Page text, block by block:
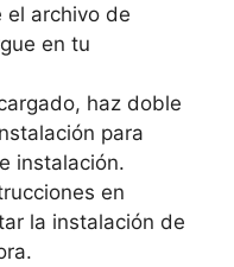
el archivo de
en tu
haz doble
para
instalación.
en
la instalación de